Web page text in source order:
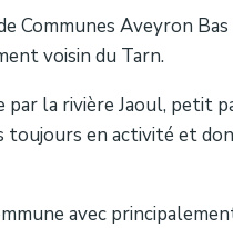
Communes Aveyron
voisin du Tarn.
par la rivière Jaoul, petit
toujours en activité et
avec